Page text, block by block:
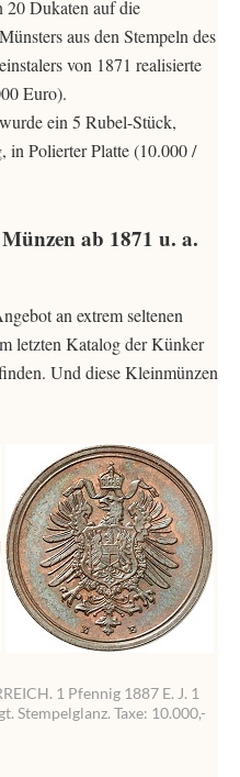
20 Dukaten auf die
aus den Stempeln des
von 1871 realisierte
Euro).
ein 5 Rubel-Stück,
in Polierter Platte (10.000 /
ab 1871 u. a.
an extrem seltenen
letzten Katalog der Künker
Und diese Kleinmünzen
1 Pfennig 1887 E. J. 1
Stempelglanz. Taxe: 10.000,-